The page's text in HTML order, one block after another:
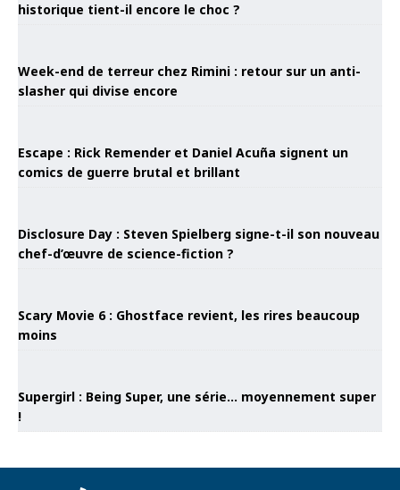
historique tient-il encore le choc ?
Week-end de terreur chez Rimini : retour sur un anti-
slasher qui divise encore
Escape : Rick Remender et Daniel Acuña signent un
comics de guerre brutal et brillant
Disclosure Day : Steven Spielberg signe-t-il son nouveau
chef-d’œuvre de science-fiction ?
Scary Movie 6 : Ghostface revient, les rires beaucoup
moins
Supergirl : Being Super, une série… moyennement super
!